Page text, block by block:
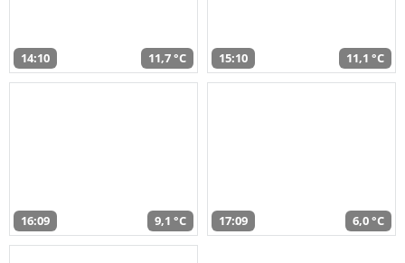
14:10 11,7 °C 15:10 11,1 °C
16:09 9,1 °C 17:09 6,0 °C